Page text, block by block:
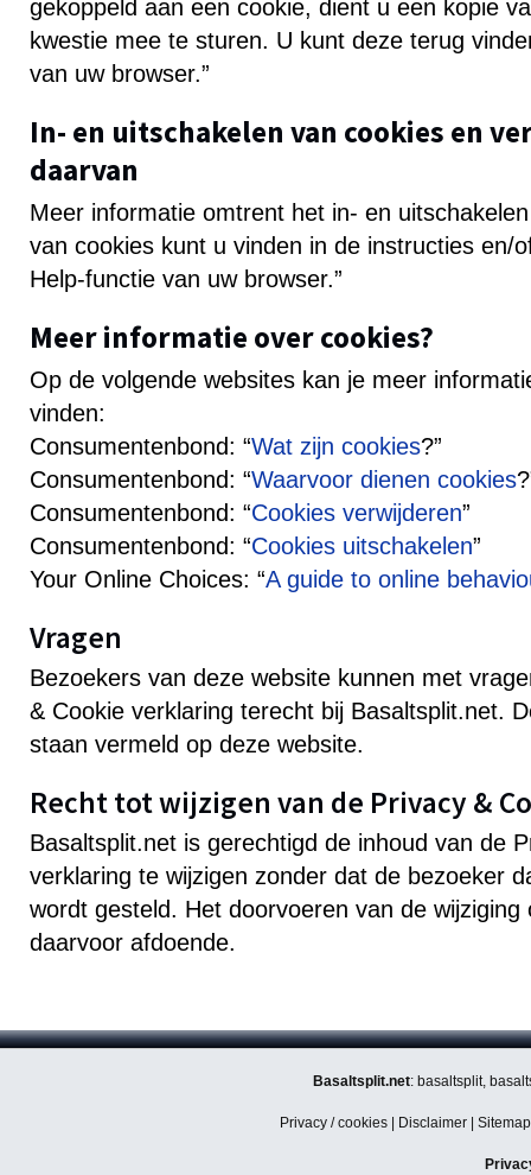
gekoppeld aan een cookie, dient u een kopie
kwestie mee te sturen. U kunt deze terug
van uw browser.”
In- en uitschakelen van cookies en
daarvan
Meer informatie omtrent het in- en
van cookies kunt u vinden in de instructies en/
Help-functie van uw browser.”
Meer informatie over cookies?
Op de volgende websites kan je meer
vinden:
Consumentenbond: “Wat zijn cookies?”
Consumentenbond: “Waarvoor dienen cookies
Consumentenbond: “Cookies verwijderen”
Consumentenbond: “Cookies uitschakelen”
Your Online Choices: “A guide to online
Vragen
Bezoekers van deze website kunnen met
& Cookie verklaring terecht bij Basaltsplit.net.
staan vermeld op deze website.
Recht tot wijzigen van de Privacy &
Basaltsplit.net is gerechtigd de inhoud van de
verklaring te wijzigen zonder dat de bezoeker
wordt gesteld. Het doorvoeren van de wijziging
daarvoor afdoende.
Basaltsplit.net: basaltsplit,
Privacy / cookies Disclaimer Sitemap